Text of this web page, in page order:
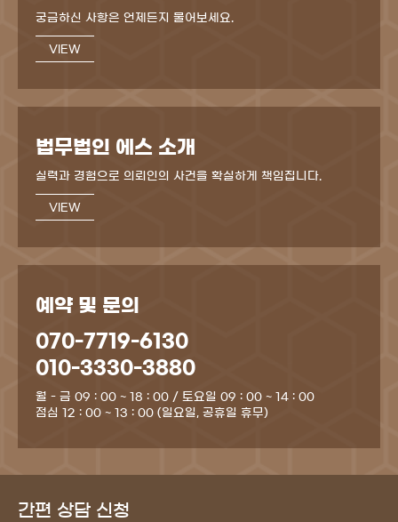
궁금하신 사항은 언제든지 물어보세요.
VIEW
법무법인 에스 소개
실력과 경험으로 의뢰인의 사건을 확실하게 책임집니다.
VIEW
예약 및 문의
070-7719-6130
010-3330-3880
월 - 금 09 : 00 ~ 18 : 00 / 토요일 09 : 00 ~ 14 : 00
점심 12 : 00 ~ 13 : 00 (일요일, 공휴일 휴무)
간편 상담 신청